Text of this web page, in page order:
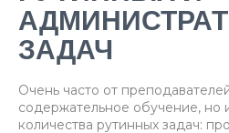
ЗАДАЧ
Очень часто от
содержательное обучение, но
количества рутинных задач: